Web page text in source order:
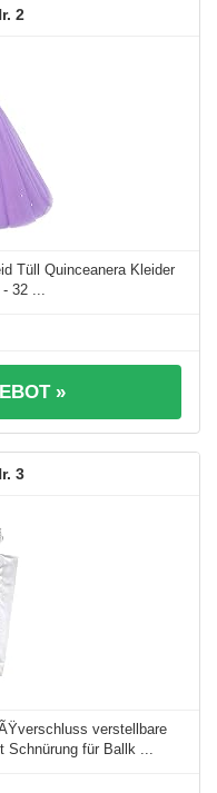
2
Tüll Quinceanera Kleider
32 ...
»
3
verstellbare
für Ballk ...